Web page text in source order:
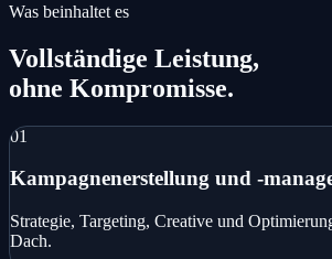
Was beinhaltet es
Vollständige Leistung,
ohne Kompromisse.
01
Kampagnenerstellung und -
Strategie, Targeting, Creative und
Dach.